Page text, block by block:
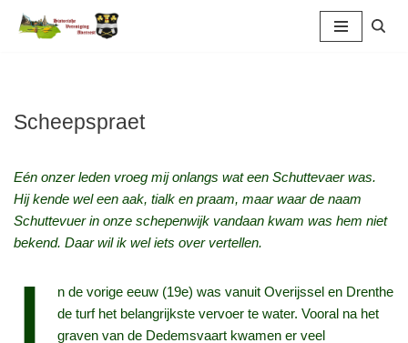
inhoud
Scheepspraet
Eén onzer leden vroeg mij onlangs wat een Schuttevaer was.
Hij kende wel een aak, tialk en praam, maar waar de naam
Schuttevuer in onze schepenwijk vandaan kwam was hem niet
bekend. Daar wil ik wel iets over vertellen.
n de vorige eeuw (19e) was vanuit Overijssel en Drenthe
de turf het belangrijkste vervoer te water. Vooral na het
graven van de Dedemsvaart kwamen er veel